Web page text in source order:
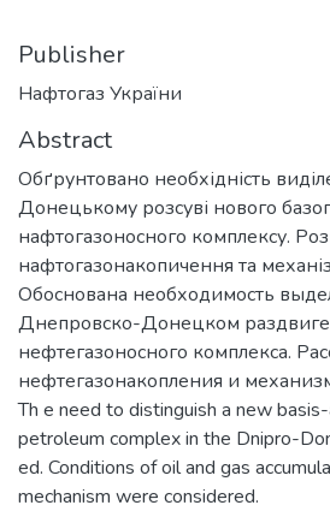
Publisher
Нафтогаз України
Abstract
Обґрунтовано необхідність
Донецькому розсуві нового
нафтогазоносного комплексу.
нафтогазонакопичення та
Обоснована необходимость
Днепровско-Донецком раздвиге
нефтегазоносного комплекса.
нефтегазонакопления и
Th e need to distinguish a new
petroleum complex in the Dnipro-
ed. Conditions of oil and gas
mechanism were considered.